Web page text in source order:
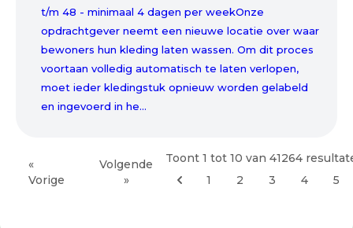
t/m 48 - minimaal 4 dagen per weekOnze
opdrachtgever neemt een nieuwe locatie over waar
bewoners hun kleding laten wassen. Om dit proces
voortaan volledig automatisch te laten verlopen,
moet ieder kledingstuk opnieuw worden gelabeld
en ingevoerd in he...
«
Vorige
Volgende
»
Toont 1 tot 10 van 41264
1
2 3 4 5